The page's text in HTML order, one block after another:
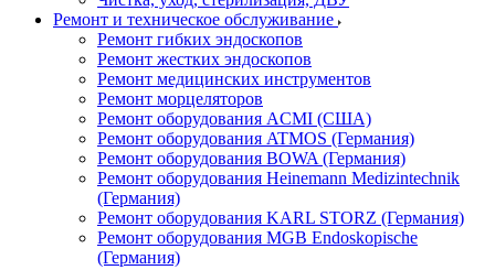
Ремонт и техническое обслуживание
Ремонт гибких эндоскопов
Ремонт жестких эндоскопов
Ремонт медицинских инструментов
Ремонт морцеляторов
Ремонт оборудования ACMI (США)
Ремонт оборудования ATMOS (Германия)
Ремонт оборудования BOWA (Германия)
Ремонт оборудования Heinemann Medizintechnik
(Германия)
Ремонт оборудования KARL STORZ (Германия)
Ремонт оборудования MGB Endoskopische
(Германия)